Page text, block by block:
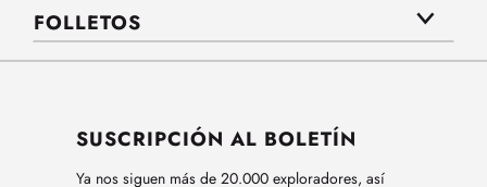
FOLLETOS
SUSCRIPCIÓN AL BOLETÍN
Ya nos siguen más de 20.000 exploradores, así